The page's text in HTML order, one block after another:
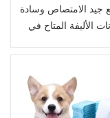
جيد الامتصاص وسادة
الأليفة المتاح في
مع البولي ايثيلين